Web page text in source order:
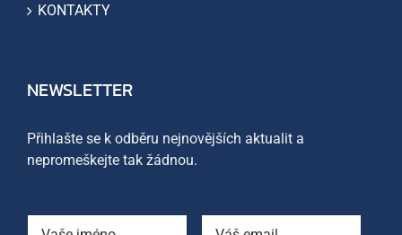
KONTAKTY
NEWSLETTER
Přihlašte se k odběru nejnovějších aktualit a
nepromeškejte tak žádnou.